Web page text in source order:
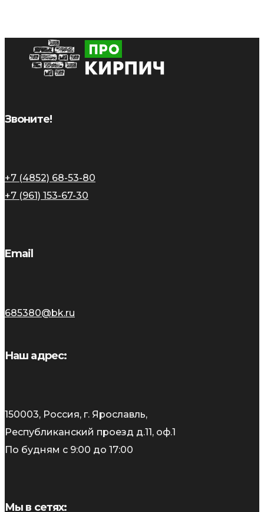
Звоните!
+7 (4852) 68-53-80
+7 (961) 153-67-30
Email
685380@bk.ru
Наш адрес:
150003, Россия, г. Ярославль,
Республиканский проезд д.11, оф.1
По будням с 9:00 до 17:00
Мы в сетях: